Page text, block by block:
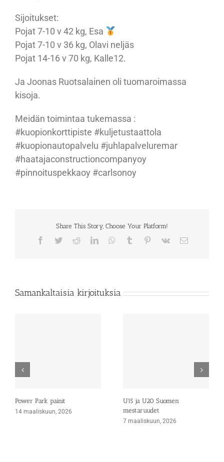
Sijoitukset:
Pojat 7-10 v 42 kg, Esa
Pojat 7-10 v 36 kg, Olavi neljäs
Pojat 14-16 v 70 kg, Kalle12.
Ja Joonas Ruotsalainen oli tuomaroimassa
kisoja.
Meidän toimintaa tukemassa :
#kuopionkorttipiste #kuljetustaattola
#kuopionautopalvelu #juhlapalveluremar
#haatajaconstructioncompanyoy
#pinnoituspekkaoy #carlsonoy
Share This Story, Choose Your Platform!
Facebook
TwitterRedditLinkedInWhatsApp
Tumblr Pinterest
Vk Sähköposti
Samankaltaisia kirjoituksia
Power Park painit
14 maaliskuun, 2026
U15 ja U20 Suomen
mestaruudet
7 maaliskuun, 2026